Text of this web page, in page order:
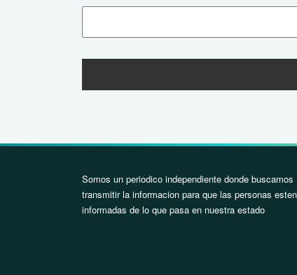
Somos un periodico independiente donde buscamos
transmitir la informacion para que las personas esten
informadas de lo que pasa en nuestra estado